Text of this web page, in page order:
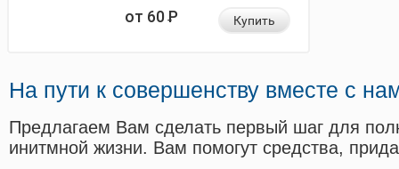
от 60Р Купить
На пути к совершенству вместе с
Предлагаем Вам сделать первый шаг для
инитмной жизни. Вам помогут средства,